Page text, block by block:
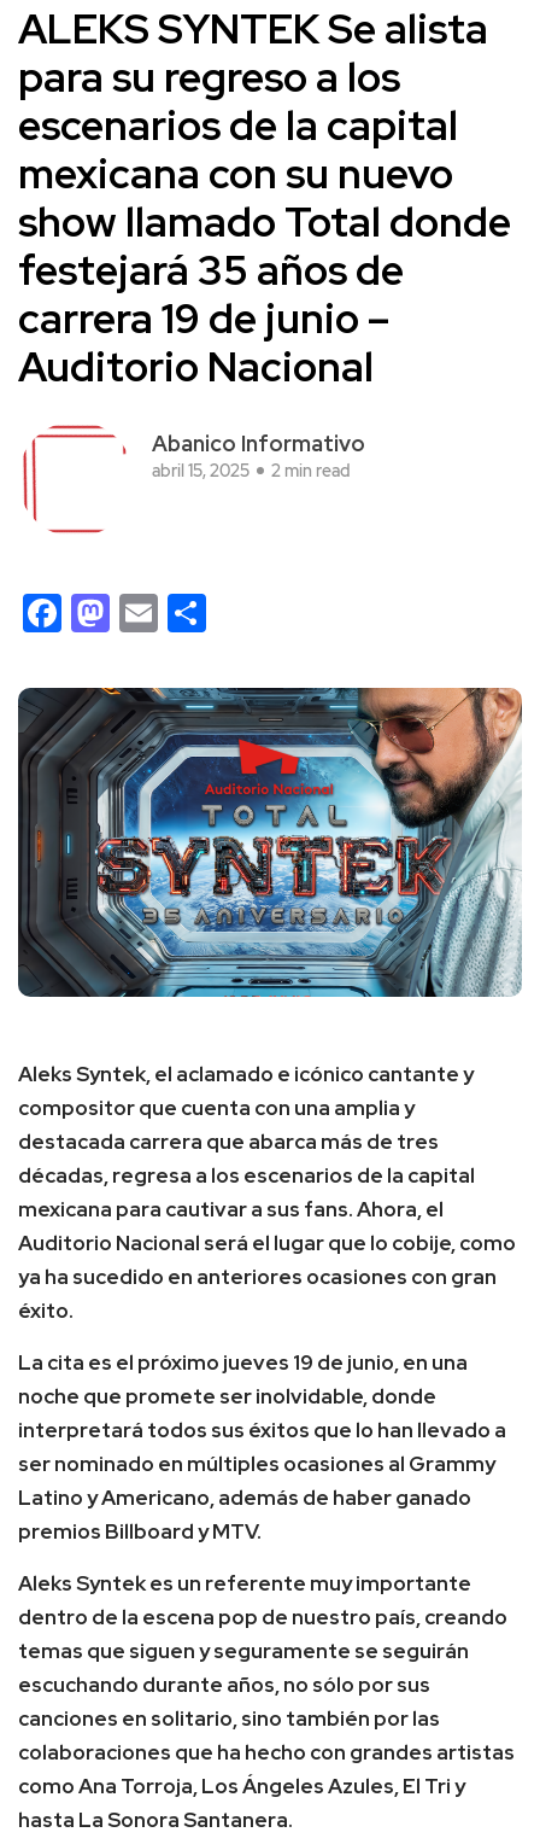
ALEKS SYNTEK Se alista
para su regreso a los
escenarios de la capital
mexicana con su nuevo
show llamado Total donde
festejará 35 años de
carrera 19 de junio –
Auditorio Nacional
Abanico Informativo
abril 15, 2025 2 min read
Facebook
Mastodon
Email
Aleks Syntek, el aclamado e icónico cantante y
compositor que cuenta con una amplia y
destacada carrera que abarca más de tres
décadas, regresa a los escenarios de la capital
mexicana para cautivar a sus fans. Ahora, el
Auditorio Nacional será el lugar que lo cobije, como
ya ha sucedido en anteriores ocasiones con gran
éxito.
La cita es el próximo jueves 19 de junio, en una
noche que promete ser inolvidable, donde
interpretará todos sus éxitos que lo han llevado a
ser nominado en múltiples ocasiones al Grammy
Latino y Americano, además de haber ganado
premios Billboard y MTV.
Aleks Syntek es un referente muy importante
dentro de la escena pop de nuestro país, creando
temas que siguen y seguramente se seguirán
escuchando durante años, no sólo por sus
canciones en solitario, sino también por las
colaboraciones que ha hecho con grandes artistas
como Ana Torroja, Los Ángeles Azules, El Tri y
hasta La Sonora Santanera.